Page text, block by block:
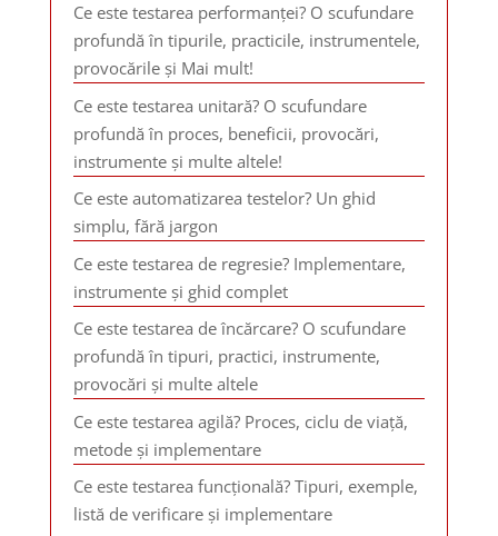
Ce este testarea performanței? O scufundare
profundă în tipurile, practicile, instrumentele,
provocările și Mai mult!
Ce este testarea unitară? O scufundare
profundă în proces, beneficii, provocări,
instrumente și multe altele!
Ce este automatizarea testelor? Un ghid
simplu, fără jargon
Ce este testarea de regresie? Implementare,
instrumente și ghid complet
Ce este testarea de încărcare? O scufundare
profundă în tipuri, practici, instrumente,
provocări și multe altele
Ce este testarea agilă? Proces, ciclu de viață,
metode și implementare
Ce este testarea funcțională? Tipuri, exemple,
listă de verificare și implementare